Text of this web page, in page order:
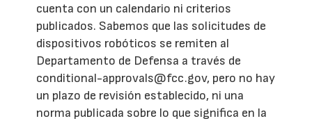
cuenta con un calendario ni criterios
publicados. Sabemos que las solicitudes de
dispositivos robóticos se remiten al
Departamento de Defensa a través de
conditional-approvals@fcc.gov, pero no hay
un plazo de revisión establecido, ni una
norma publicada sobre lo que significa en la